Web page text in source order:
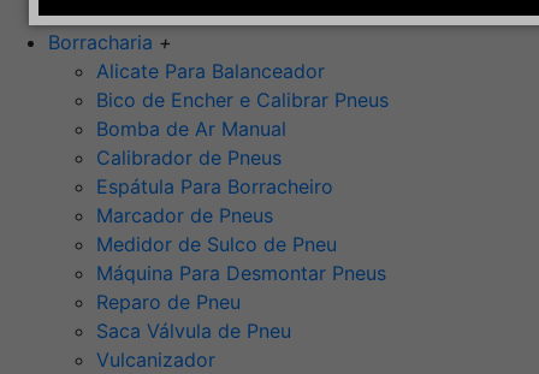
Rebolos
Borracharia +
Alicate Para Balanceador
Bico de Encher e Calibrar Pneus
Bomba de Ar Manual
Calibrador de Pneus
Espátula Para Borracheiro
Marcador de Pneus
Medidor de Sulco de Pneu
Máquina Para Desmontar Pneus
Reparo de Pneu
Saca Válvula de Pneu
Vulcanizador